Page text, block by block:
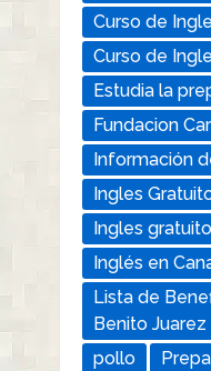
Curso de
Curso de
Estudia la
Fundacion
Información
Ingles
Ingles
Inglés en
Lista de
Benito Juarez
pollo